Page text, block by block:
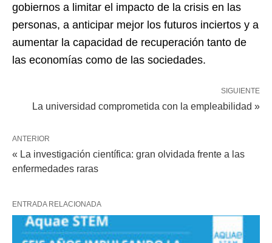
gobiernos a limitar el impacto de la crisis en las
personas, a anticipar mejor los futuros inciertos y a
aumentar la capacidad de recuperación tanto de
las economías como de las sociedades.
SIGUIENTE
La universidad comprometida con la empleabilidad »
ANTERIOR
« La investigación científica: gran olvidada frente a las
enfermedades raras
ENTRADA RELACIONADA